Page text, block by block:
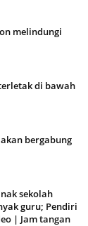
melindungi
di bawah
bergabung
sekolah
guru; Pendiri
| Jam tangan